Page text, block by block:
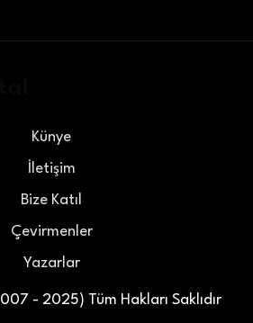
- 2025) Tüm Hakları Saklıdır
Künye
İletişim
Bize Katıl
Çevirmenler
Yazarlar